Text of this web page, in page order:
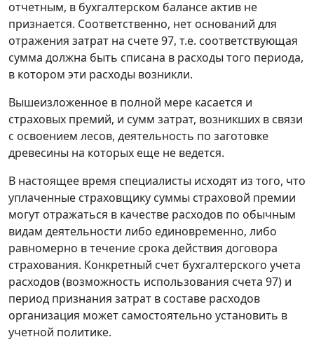
отчетным, в бухгалтерском балансе актив не
признается. Соответственно, нет оснований для
отражения затрат на счете 97, т.е. соответствующая
сумма должна быть списана в расходы того периода,
в котором эти расходы возникли.
Вышеизложенное в полной мере касается и
страховых премий, и сумм затрат, возникших в связи
с освоением лесов, деятельность по заготовке
древесины на которых еще не ведется.
В настоящее время специалисты исходят из того, что
уплаченные страховщику суммы страховой премии
могут отражаться в качестве расходов по обычным
видам деятельности либо единовременно, либо
равномерно в течение срока действия договора
страхования. Конкретный счет бухгалтерского учета
расходов (возможность использования счета 97) и
период признания затрат в составе расходов
организация может самостоятельно установить в
учетной политике.